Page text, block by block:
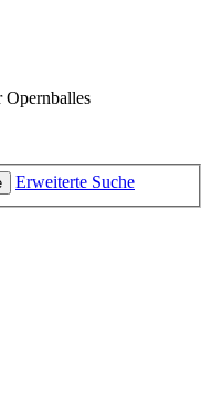
Opernballes
Erweiterte Suche